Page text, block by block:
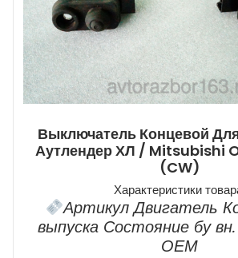
Выключатель Концевой
Аутлендер ХЛ / Mitsubishi
(CW)
Характеристики
Артикул Двигатель
выпуска Состояние бу
ОЕМ